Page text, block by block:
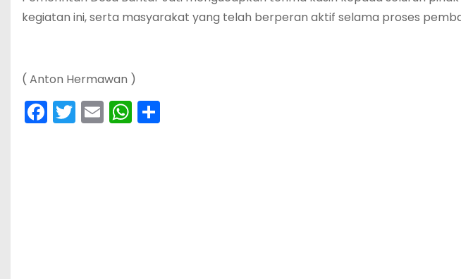
kegiatan ini, serta masyarakat yang telah berperan aktif selama proses
‎( Anton Hermawan )
F
a
T
w
E
m
W
h